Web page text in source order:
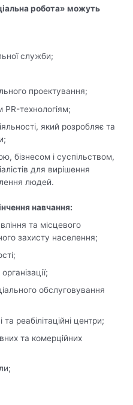
робота» можуть
служби;
проектування;
технологіям;
який розробляє та
бізнесом і суспільством,
для вирішення
людей.
навчання:
та місцевого
захисту населення;
обслуговування
та реабілітаційні центри;
та комерційних